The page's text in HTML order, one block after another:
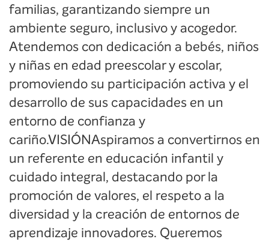
familias, garantizando siempre un
ambiente seguro, inclusivo y acogedor.
Atendemos con dedicación a bebés, niños
y niñas en edad preescolar y escolar,
promoviendo su participación activa y el
desarrollo de sus capacidades en un
entorno de confianza y
cariño.VISIÓNAspiramos a convertirnos en
un referente en educación infantil y
cuidado integral, destacando por la
promoción de valores, el respeto a la
diversidad y la creación de entornos de
aprendizaje innovadores. Queremos